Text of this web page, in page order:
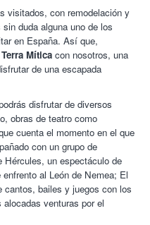
visitados, con remodelación y
duda alguna uno de los
en España. Así que,
Mítica con nosotros, una
de una escapada
disfrutar de diversos
obras de teatro como
cuenta el momento en el que
con un grupo de
Hércules, un espectáculo de
al León de Nemea; El
cantos, bailes y juegos con los
venturas por el